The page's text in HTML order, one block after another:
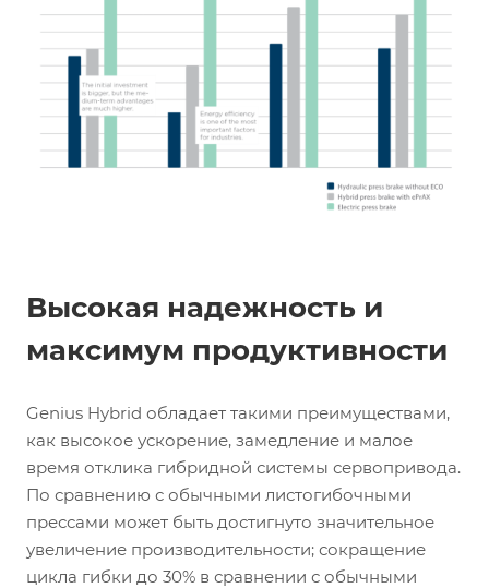
Высокая надежность и
максимум продуктивности
Genius Hybrid обладает такими преимуществами,
как высокое ускорение, замедление и малое
время отклика гибридной системы сервопривода.
По сравнению с обычными листогибочными
прессами может быть достигнуто значительное
увеличение производительности; сокращение
цикла гибки до 30% в сравнении с обычными